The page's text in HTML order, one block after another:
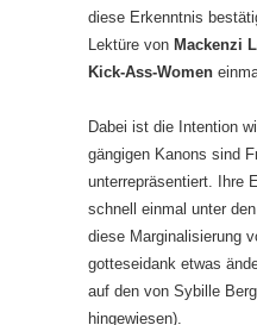
diese Erkenntnis
Lektüre von Mackenzi
Kick-Ass-Women
Dabei ist die Intention
gängigen Kanons sind
unterrepräsentiert. Ihre
schnell einmal unter
diese Marginalisierung
gotteseidank etwas
auf den von Sybille
hingewiesen).